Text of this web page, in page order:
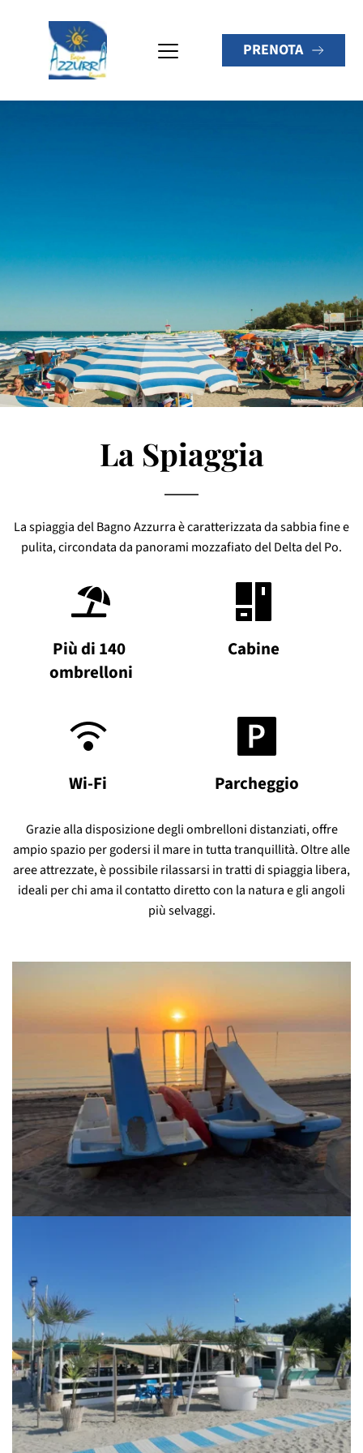
PRENOTA
La Spiaggia
La spiaggia del Bagno Azzurra è caratterizzata da sabbia fine e
pulita, circondata da panorami mozzafiato del Delta del Po.
Più di 140
ombrelloni
Cabine
Wi-Fi Parcheggio
Grazie alla disposizione degli ombrelloni distanziati, offre
ampio spazio per godersi il mare in tutta tranquillità. Oltre alle
aree attrezzate, è possibile rilassarsi in tratti di spiaggia libera,
ideali per chi ama il contatto diretto con la natura e gli angoli
più selvaggi.